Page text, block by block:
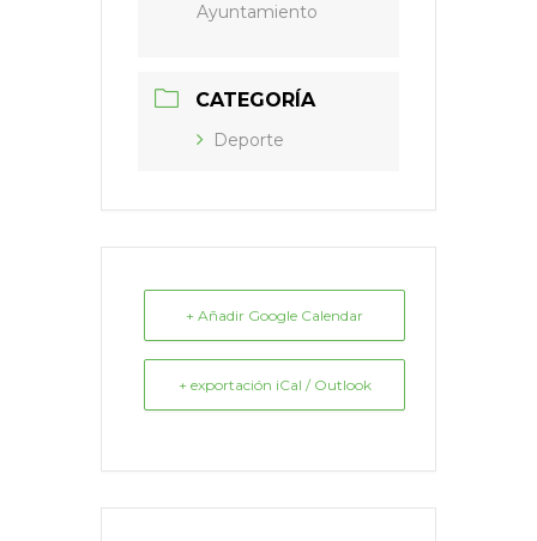
Ayuntamiento
CATEGORÍA
Deporte
+ Añadir Google Calendar
+ exportación iCal / Outlook